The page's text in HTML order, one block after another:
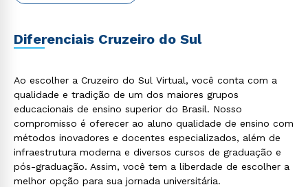
Diferenciais Cruzeiro do Sul
Ao escolher a Cruzeiro do Sul Virtual, você conta com a
qualidade e tradição de um dos maiores grupos
educacionais de ensino superior do Brasil. Nosso
compromisso é oferecer ao aluno qualidade de ensino com
métodos inovadores e docentes especializados, além de
infraestrutura moderna e diversos cursos de graduação e
pós-graduação. Assim, você tem a liberdade de escolher a
melhor opção para sua jornada universitária.